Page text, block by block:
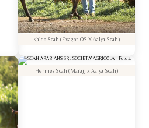
Kaido Scah (Exagon OS X Aalya Scah)
Hermes Scah (Marajj x Aalya Scah)